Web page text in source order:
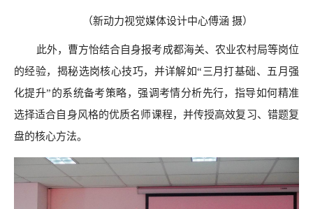
（新动力视觉媒体设计中心傅涵 摄）
此外，曹方怡结合自身报考成都海关、农业农村局等岗位
的经验，揭秘选岗核心技巧，并详解如“三月打基础、五月强
化提升”的系统备考策略，强调考情分析先行，指导如何精准
选择适合自身风格的优质名师课程，并传授高效复习、错题复
盘的核心方法。